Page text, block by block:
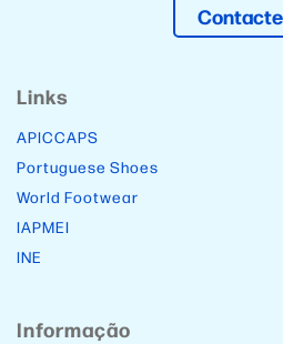
Links
APICCAPS
Portuguese Shoes
World Footwear
IAPMEI
INE
Informação